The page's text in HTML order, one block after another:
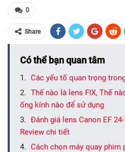
0
Share
Có thể bạn quan tâm
Các yếu tố quan trọng
Thế nào là lens FIX, Thế
ống kính nào để sử dụng
Đánh giá lens Canon EF
Review chi tiết
Cách chọn máy quay